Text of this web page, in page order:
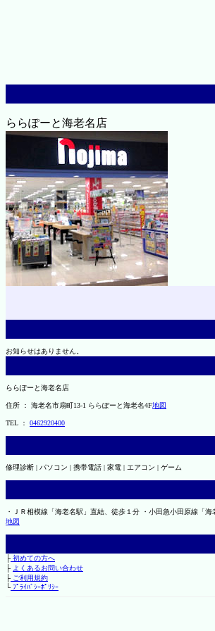
ららぽーと海老名店
お知らせはありません。
ららぽーと海老名店
住所 ： 海老名市扇町13-1 ららぽーと海老名4F地図
TEL ： 0462920400
修理診断 | パソコン | 携帯電話 | 家電 | エアコン | ゲーム
・ＪＲ相模線「海老名駅」直結、徒歩１分 ・小田急小田原線「
地図
├初めての方へ
├ よくあるお問い合わせ
├ご利用規約
└ﾌﾟﾗｲﾊﾞｼｰﾎﾟﾘｼｰ